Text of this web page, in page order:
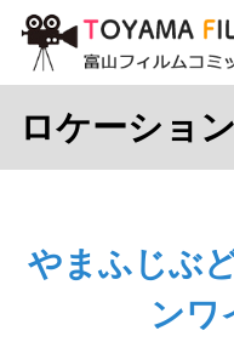
ロケーショ
やまふじぶ
ンワ